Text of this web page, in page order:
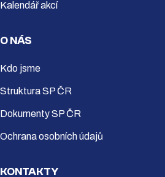
Kalendář akcí
O NÁS
Kdo jsme
Struktura SP ČR
Dokumenty SP ČR
Ochrana osobních údajů
KONTAKTY